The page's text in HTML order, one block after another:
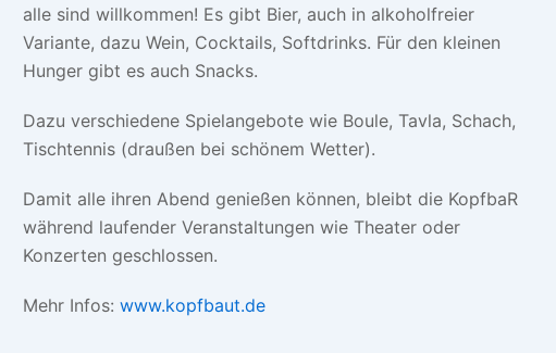
alle sind willkommen! Es gibt Bier, auch in alkoholfreier
Variante, dazu Wein, Cocktails, Softdrinks. Für den kleinen
Hunger gibt es auch Snacks.
Dazu verschiedene Spielangebote wie Boule, Tavla, Schach,
Tischtennis (draußen bei schönem Wetter).
Damit alle ihren Abend genießen können, bleibt die KopfbaR
während laufender Veranstaltungen wie Theater oder
Konzerten geschlossen.
Mehr Infos: www.kopfbaut.de